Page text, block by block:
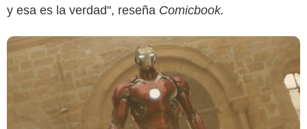
y esa es la verdad", reseña Comicbook.